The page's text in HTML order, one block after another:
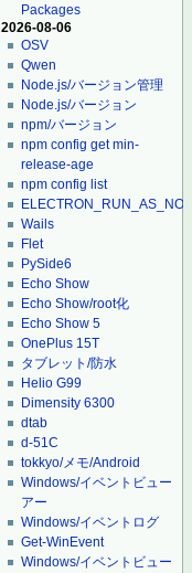
Packages
2026-08-06
OSV
Qwen
Node.js/バージョン管理
Node.js/バージョン
npm/バージョン
npm config get min-
release-age
npm config list
Wails
Flet
PySide6
Echo Show
Echo Show/root化
Echo Show 5
OnePlus 15T
タブレット/防水
Helio G99
Dimensity 6300
dtab
d-51C
tokkyo/メモ/Android
Windows/イベントビュー
アー
Windows/イベントログ
Get-WinEvent
Windows/イベントビュー